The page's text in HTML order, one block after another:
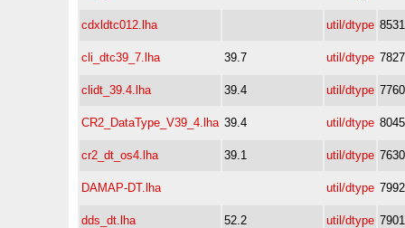
cdxldtc012.lha util/dtype 8531
cli_dtc39_7.lha 39.7 util/dtype 7827
clidt_39.4.lha 39.4 util/dtype 7760
CR2_DataType_V39_4.lha 39.4 util/dtype 8045
cr2_dt_os4.lha 39.1 util/dtype 7630
DAMAP-DT.lha util/dtype 7992
dds_dt.lha 52.2 util/dtype 7901